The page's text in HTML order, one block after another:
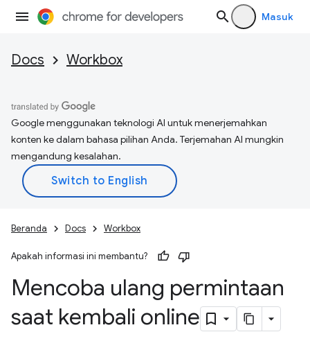
Masuk
Docs Workbox
Google menggunakan teknologi AI untuk menerjemahkan
konten ke dalam bahasa pilihan Anda. Terjemahan AI mungkin
mengandung kesalahan.
Beranda Docs Workbox
Apakah informasi ini membantu?
Mencoba ulang permintaan
saat kembali online